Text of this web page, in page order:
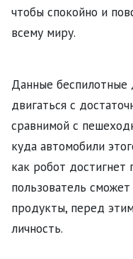
чтобы спокойно и
всему миру.
Данные
двигаться с
сравнимой с
куда автомобили
как робот достигнет
пользователь
продукты, перед
личность.